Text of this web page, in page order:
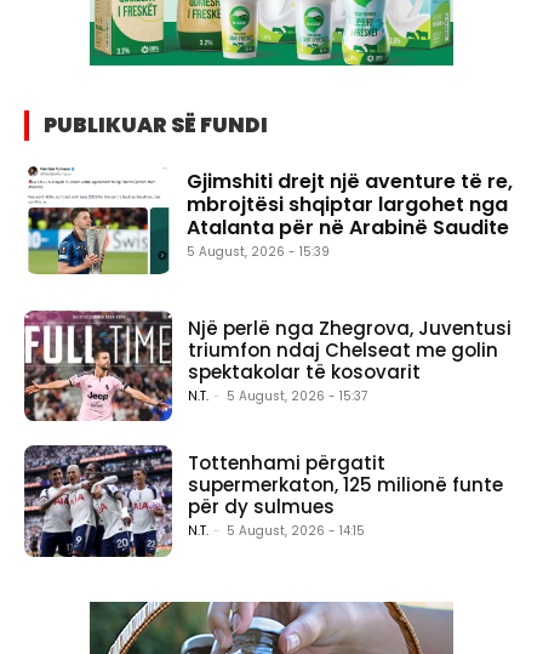
PUBLIKUAR SË FUNDI
Gjimshiti drejt një aventure të re,
mbrojtësi shqiptar largohet nga
Atalanta për në Arabinë Saudite
5 August, 2026 - 15:39
Një perlë nga Zhegrova, Juventusi
triumfon ndaj Chelseat me golin
spektakolar të kosovarit
N.T. - 5 August, 2026 - 15:37
Tottenhami përgatit
supermerkaton, 125 milionë funte
për dy sulmues
N.T. - 5 August, 2026 - 14:15